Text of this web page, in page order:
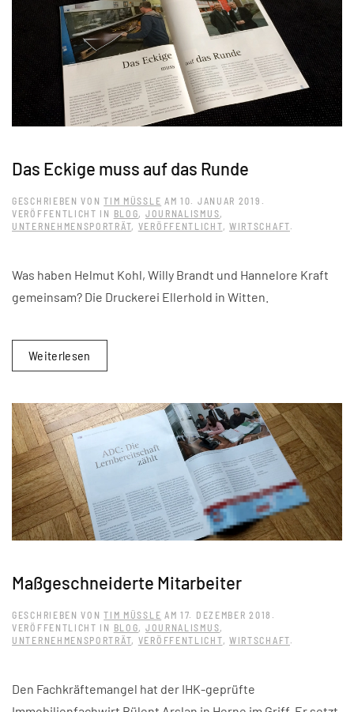
Das Eckige muss auf das Runde
GESCHRIEBEN VONTIM MÜSSLE AM10. JANUAR 2019 .
VERÖFFENTLICHT IN BLOG, JOURNALISMUS,
UNTERNEHMENSPORTRÄT, VERÖFFENTLICHT, WIRTSCHAFT.
Was haben Helmut Kohl, Willy Brandt und Hannelore Kraft
gemeinsam? Die Druckerei Ellerhold in Witten.
Weiterlesen
Maßgeschneiderte Mitarbeiter
GESCHRIEBEN VONTIM MÜSSLE AM17. DEZEMBER 2018 .
VERÖFFENTLICHT IN BLOG, JOURNALISMUS,
UNTERNEHMENSPORTRÄT, VERÖFFENTLICHT, WIRTSCHAFT.
Den Fachkräftemangel hat der IHK-geprüfte